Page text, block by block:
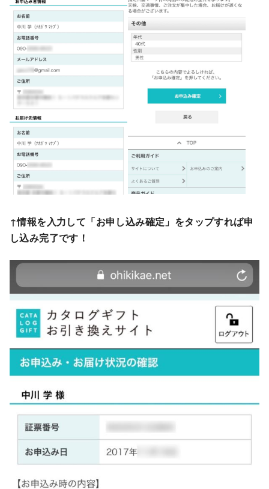
↑情報を入力して「お申し込み確定」をタップすれば申
し込み完了です！